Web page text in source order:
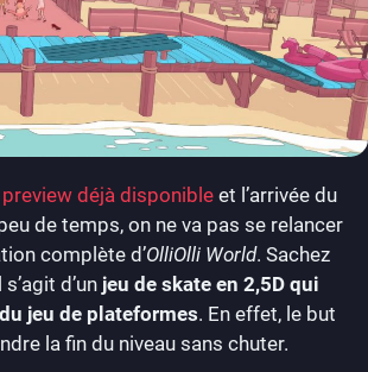
déjà disponible et l’arrivée du
de temps, on ne va pas se relancer
complète d’OlliOlli World. Sachez
d’un jeu de skate en 2,5D qui
jeu de plateformes. En effet, le but
la fin du niveau sans chuter.